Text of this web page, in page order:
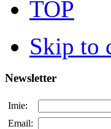
TOP
Skip to
Newsletter
Imie:
Email: